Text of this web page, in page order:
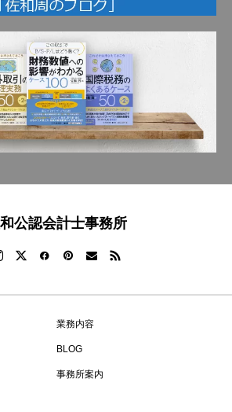
公認会計士事務所
業務内容
BLOG
事務所案内